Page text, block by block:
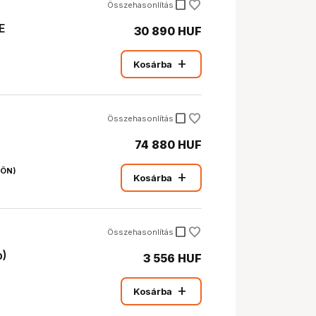
Összehasonlítás check_box_outline_blank
30 890 HUF
Kosárba add
Összehasonlítás check_box_outline_blank
74 880 HUF
Kosárba add
Összehasonlítás check_box_outline_blank
3 556 HUF
Kosárba add